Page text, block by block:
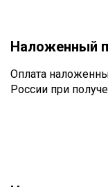
Наложенный
Оплата
России при